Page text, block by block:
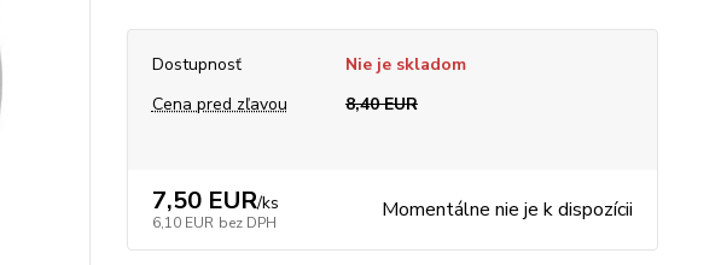
Dostupnosť
Nie je skladom
Cena pred zľavou
8,40 EUR
7,50 EUR/ks
6,10 EUR bez DPH Momentálne nie je k dispozícii